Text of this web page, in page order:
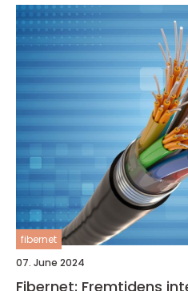
fibernet
07. June 2024
Fibernet: Fremtidens